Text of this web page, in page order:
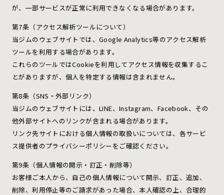
が、一部サービスが正常に利用できなくなる場合があります。
第7条（アクセス解析ツールについて）
当ジムのウェブサイトでは、Google Analytics等のアクセス解析
ツールを利用する場合があります。
これらのツールではCookieを利用してアクセス情報を収集するこ
とがありますが、個人を特定する情報は含まれません。
第8条（SNS・外部リンク）
当ジムのウェブサイトには、LINE、Instagram、Facebook、その
他外部サイトへのリンクが含まれる場合があります。
リンク先サイトにおける個人情報の取扱いについては、各サービ
ス提供者のプライバシーポリシーをご確認ください。
第9条（個人情報の開示・訂正・削除等）
お客様ご本人から、自己の個人情報について開示、訂正、追加、
削除、利用停止等のご請求があった場合、本人確認の上、合理的